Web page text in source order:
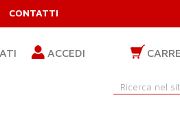
CONTATTI
ACCEDI